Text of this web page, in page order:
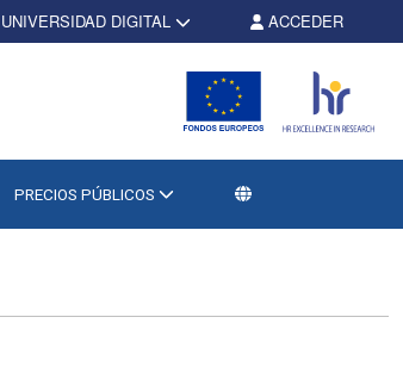
UNIVERSIDAD DIGITAL ACCEDER
PRECIOS PÚBLICOS